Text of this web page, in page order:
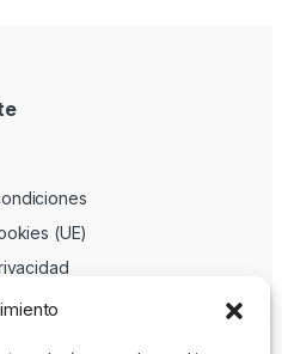
(UE)